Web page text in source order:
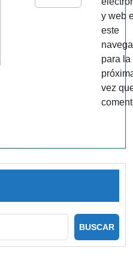
y web
este
para la
vez